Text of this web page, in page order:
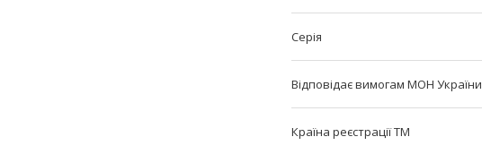
Серія
Відповідає вимогам МОН України
Країна реєстрації ТМ